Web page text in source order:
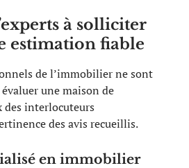
à solliciter
estimation fiable
de l’immobilier ne sont
une maison de
des interlocuteurs
des avis recueillis.
en immobilier